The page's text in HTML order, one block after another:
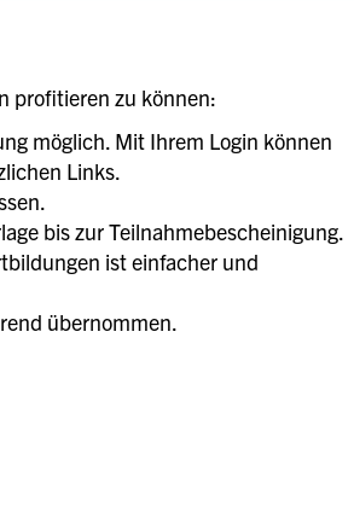
profitieren zu können:
möglich. Mit Ihrem Login können
Links.
bis zur Teilnahmebescheinigung.
ist einfacher und
übernommen.